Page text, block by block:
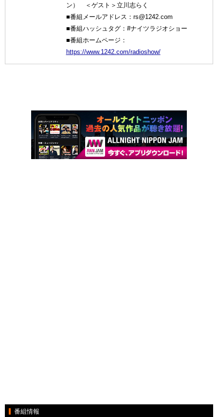
ン） ＜ゲスト＞立川志らく
■番組メールアドレス：rs@1242.com
■番組ハッシュタグ：#ナイツラジオショー
■番組ホームページ：
https://www.1242.com/radioshow/
番組情報